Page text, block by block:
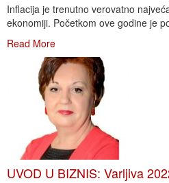
Inflacija je trenutno verovatno
ekonomiji. Početkom ove godine je
Read More
UVOD U BIZNIS: Varljiva